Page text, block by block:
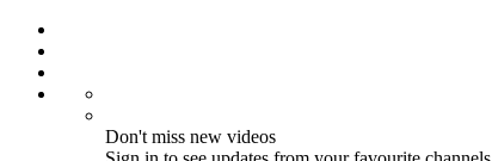
Don't miss new videos